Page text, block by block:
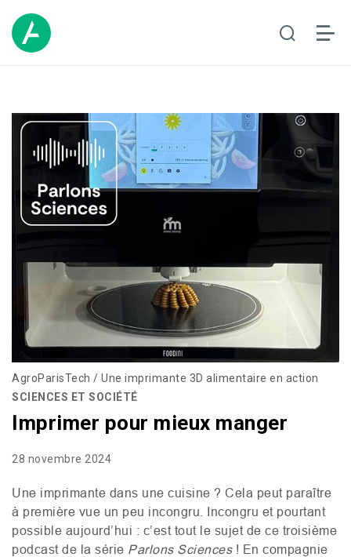
AgroParisTech / Une imprimante 3D alimentaire en action
SCIENCES ET SOCIÉTÉ
Imprimer pour mieux manger
28 novembre 2024
Une imprimante dans une cuisine ? Cela peut paraître
à première vue un peu incongru. Incongru et pourtant
possible aujourd’hui : c’est tout le sujet de ce troisième
podcast de la série Parlons Sciences! En compagnie